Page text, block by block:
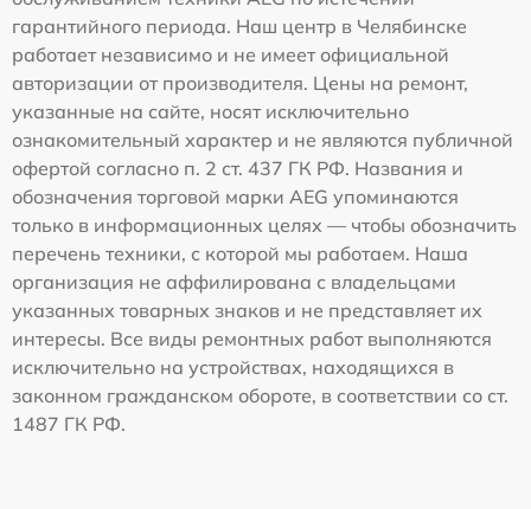
гарантийного периода. Наш центр в Челябинске
работает независимо и не имеет официальной
авторизации от производителя. Цены на ремонт,
указанные на сайте, носят исключительно
ознакомительный характер и не являются публичной
офертой согласно п. 2 ст. 437 ГК РФ. Названия и
обозначения торговой марки AEG упоминаются
только в информационных целях — чтобы обозначить
перечень техники, с которой мы работаем. Наша
организация не аффилирована с владельцами
указанных товарных знаков и не представляет их
интересы. Все виды ремонтных работ выполняются
исключительно на устройствах, находящихся в
законном гражданском обороте, в соответствии со ст.
1487 ГК РФ.